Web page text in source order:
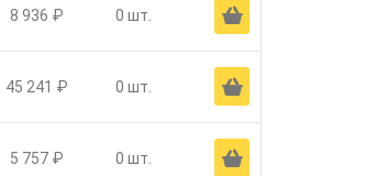
8 936 ₽ 0 шт. Ä
45 241 ₽ 0 шт. Ä
5 757 ₽ 0 шт. Ä